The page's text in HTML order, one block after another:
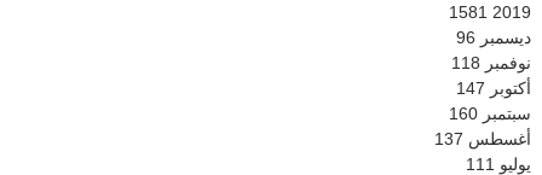
2019
1581
ديسمبر 96
نوفمبر 118
أكتوبر 147
سبتمبر 160
أغسطس 137
يوليو 111